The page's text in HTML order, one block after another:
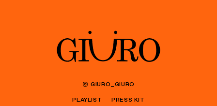
GIURO_GIURO
PLAYLIST
PRESS KIT